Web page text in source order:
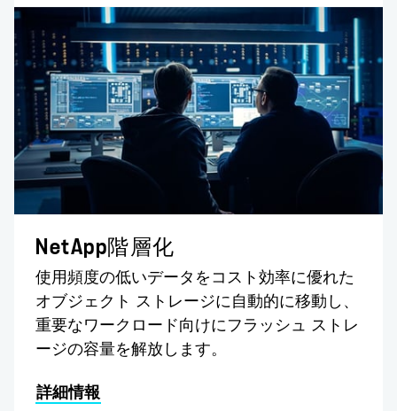
NetApp階層化
使用頻度の低いデータをコスト効率に優れた
オブジェクト ストレージに自動的に移動し、
重要なワークロード向けにフラッシュ ストレ
ージの容量を解放します。
詳細情報